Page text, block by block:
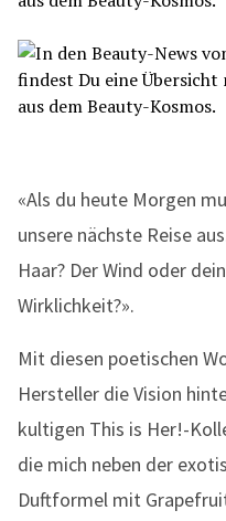
«Als du heute Morgen
unsere nächste Reise
Haar? Der Wind oder
Wirklichkeit?».
Mit diesen poetischen
Hersteller die Vision
kultigen This is Her!-
die mich neben der
Duftformel mit